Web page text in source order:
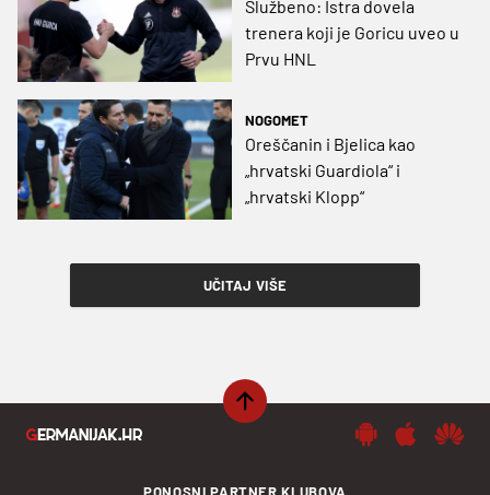
Službeno: Istra dovela
trenera koji je Goricu uveo u
Prvu HNL
NOGOMET
Oreščanin i Bjelica kao
„hrvatski Guardiola“ i
„hrvatski Klopp“
UČITAJ VIŠE